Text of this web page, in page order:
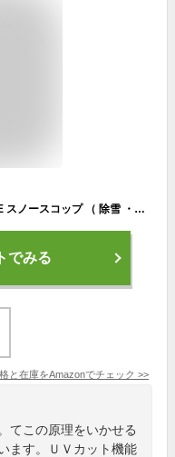
【吹雪対策ゴーグル付属】 YARD FORCE スノースコップ （ 除雪 ・ 雪かき ラクラク・ てこ原理 取っ手付） YFSS-C01 ＋ UVカット付き保護メガネ ゴーグルタイプ付 スノーショベル 除雪スコップ 雪かきスコップ 除雪用品 雪対策 YARDFORCE ヤードフォース 【PROSTAR／Pack】
でみる
と在庫をAmazonでチェック >>
てこの原理をいかせる
ます。ＵＶカット機能